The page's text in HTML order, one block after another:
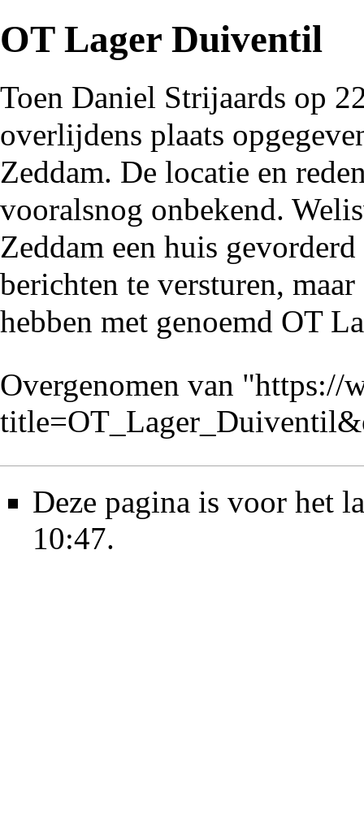
OT Lager Duiventil
Toen Daniel Strijaards op
overlijdens plaats
Zeddam. De locatie en
vooralsnog onbekend.
Zeddam een huis
berichten te versturen,
hebben met genoemd OT
Overgenomen van "https://
Deze pagina is voor het
10:47.